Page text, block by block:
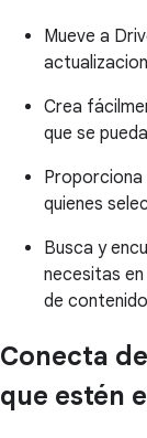
Mueve a
Crea
que se
quienes
Busca y
necesitas
de
Conecta
que estén